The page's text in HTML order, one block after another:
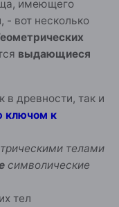
имеющего
- вот несколько
выдающиеся
древности, так и
ключом к
телами
символические
тел